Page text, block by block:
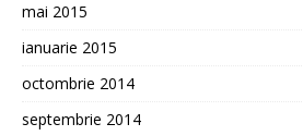
mai 2015
ianuarie 2015
octombrie 2014
septembrie 2014